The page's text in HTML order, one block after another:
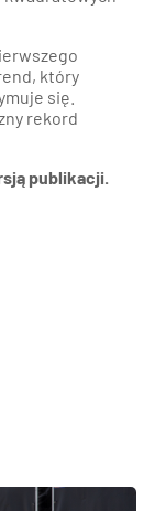
który
się.
rekord
publikacji.